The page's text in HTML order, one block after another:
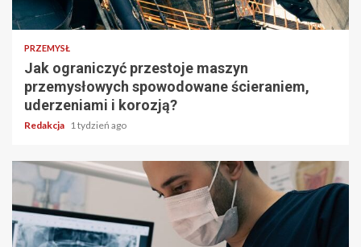
PRZEMYSŁ
Jak ograniczyć przestoje maszyn
przemysłowych spowodowane ścieraniem,
uderzeniami i korozją?
Redakcja 1 tydzień ago